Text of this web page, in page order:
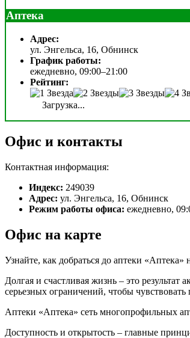
Аптека
Адрес:
ул. Энгельса, 16, Обнинск
График работы:
ежедневно, 09:00–21:00
Рейтинг:
Загрузка...
Офис и контакты
Контактная информация:
Индекс: 249039
Адрес: ул. Энгельса, 16, Обнинск
Режим работы офиса: ежедневно,
Офис на карте
Узнайте, как добраться до аптеки «Аптека»
Долгая и счастливая жизнь – это
серьезных ограничений, чтобы
Аптеки «Аптека» сеть многопрофильных
Доступность и открытость – главные